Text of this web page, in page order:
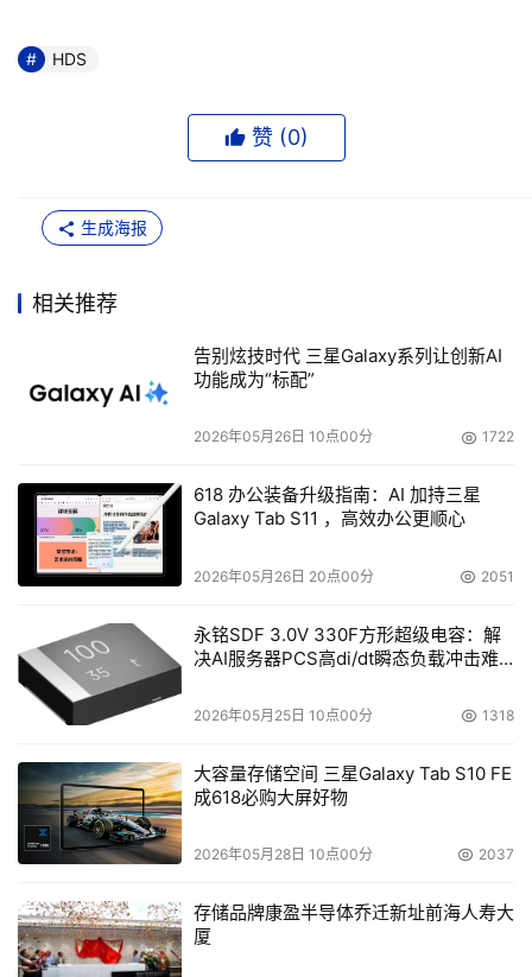
销售其软件，目前有11家客户。
Taneja Group的分析师Arun Taneja表示这笔OEM交易
对Archivas更有利。
Taneja说：“通过与HDS的合作，Archivas才能在市场上
会一直默默无闻，什么也不是。”
至于这笔交易对HDS来说会有什么好处，Tanejas说：
“现在Centera的势头这么强劲，很难说因为HDS将有更多
基于XML的CAS他们就会一统天下。”
HDS将对Archivas的产品路线图产生一定的影响，并且
将成为其内容归档平台的主要组成部分。
只有五名销售人员，他们的销售能力肯定要比我们强很
多。”
现在Archivas只做软件，这种唯独软件的方式获得越来
越多的欢迎，同时也带来新的竞争。加拿大的一家公司
Bycast与HP和IBM在医疗CAS上都有OEM合作。Permabit
与StorageTek的OEM交易失败后，正准备转型只做软件。
日立是最后一位进军存档领域的大牌明星。EMC早在
2002年率先推出了Centera。随后，惠普也推出了信息参
考存储系统（Reference Information Storage System ，
HDS
赞 (0)
生成海报
相关推荐
告别炫技时代 三星Galaxy系列让创新AI
功能成为“标配”
2026年05月26日 10点00分 1722
618 办公装备升级指南：AI 加持三星
Galaxy Tab S11 ，高效办公更顺心
2026年05月26日 20点00分 2051
永铭SDF 3.0V 330F方形超级电容：解
决AI服务器PCS高di/dt瞬态负载冲击难
2026年05月25日 10点00分 1318
大容量存储空间 三星Galaxy Tab S10 FE
成618必购大屏好物
2026年05月28日 10点00分 2037
存储品牌康盈半导体乔迁新址前海人寿大
厦